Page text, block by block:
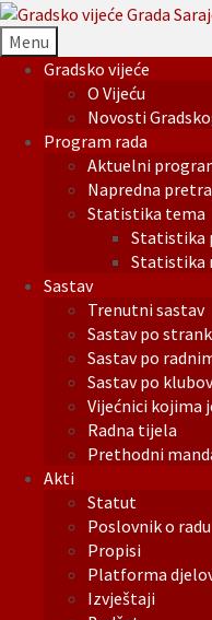
Menu
Gradsko vijeće
O Vijeću
Novosti
Program rada
Aktuelni
Napredna
Statistika tema
Statistika
Statistika
Sastav
Trenutni sastav
Sastav po
Sastav po
Sastav po
Vijećnici kojima
Radna tijela
Prethodni
Akti
Statut
Poslovnik o radu
Propisi
Platforma
Izvještaji